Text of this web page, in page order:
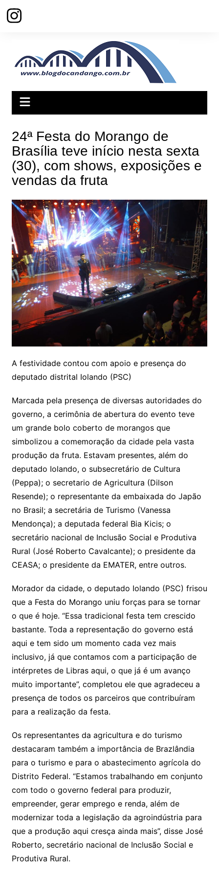
para
24ª Festa do Morango de
Brasília teve início nesta sexta
(30), com shows, exposições e
vendas da fruta
A festividade contou com apoio e presença do
deputado distrital Iolando (PSC)
Marcada pela presença de diversas autoridades do
governo, a cerimônia de abertura do evento teve
um grande bolo coberto de morangos que
simbolizou a comemoração da cidade pela vasta
produção da fruta. Estavam presentes, além do
deputado Iolando, o subsecretário de Cultura
(Peppa); o secretario de Agricultura (Dilson
Resende); o representante da embaixada do Japão
no Brasil; a secretária de Turismo (Vanessa
Mendonça); a deputada federal Bia Kicis; o
secretário nacional de Inclusão Social e Produtiva
Rural (José Roberto Cavalcante); o presidente da
CEASA; o presidente da EMATER, entre outros.
Morador da cidade, o deputado Iolando (PSC) frisou
que a Festa do Morango uniu forças para se tornar
o que é hoje. “Essa tradicional festa tem crescido
bastante. Toda a representação do governo está
aqui e tem sido um momento cada vez mais
inclusivo, já que contamos com a participação de
intérpretes de Libras aqui, o que já é um avanço
muito importante”, completou ele que agradeceu a
presença de todos os parceiros que contribuíram
para a realização da festa.
Os representantes da agricultura e do turismo
destacaram também a importância de Brazlândia
para o turismo e para o abastecimento agrícola do
Distrito Federal. “Estamos trabalhando em conjunto
com todo o governo federal para produzir,
empreender, gerar emprego e renda, além de
modernizar toda a legislação da agroindústria para
que a produção aqui cresça ainda mais”, disse José
Roberto, secretário nacional de Inclusão Social e
Produtiva Rural.